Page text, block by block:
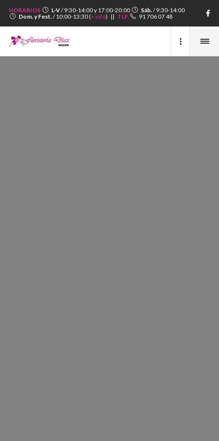
HORARIOS L-V/ 9:30-14:00 y 17:00-20:00 Sáb./ 9:30-14:00
Dom. y Fest./ 10:00-13:30 (+ info) || TLF. 91 706 07 48